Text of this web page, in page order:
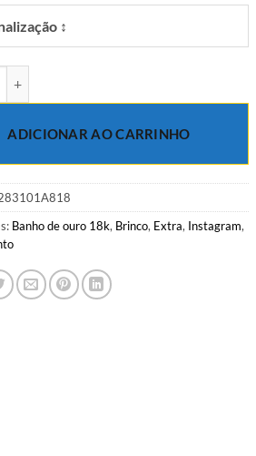
↕
ADICIONAR AO CARRINHO
Banho de ouro 18k, Brinco, Extra, Instagram,